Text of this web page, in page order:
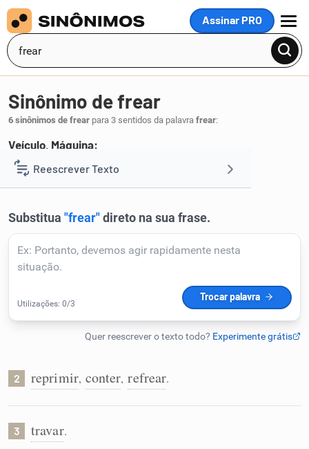
Assinar PRO
MENU
Reescrever Texto
Corrigir Texto
Humanizador de IA
Conexões
Sinônimo de frear
6 sinônimos de frear para 3 sentidos da palavra frear:
Veículo, Máquina:
1 brecar,enfrear.
2 reprimir, conter, refrear.
3 travar.